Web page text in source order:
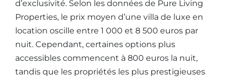
d’exclusivité. Selon les données de Pure Living
Properties, le prix moyen d’une villa de luxe en
location oscille entre 1 000 et 8 500 euros par
nuit. Cependant, certaines options plus
accessibles commencent à 800 euros la nuit,
tandis que les propriétés les plus prestigieuses